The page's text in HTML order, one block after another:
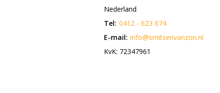
Nederland
Tel: 0412 - 623 674
E-mail: info@smitsenvanzon.nl
KvK: 72347961